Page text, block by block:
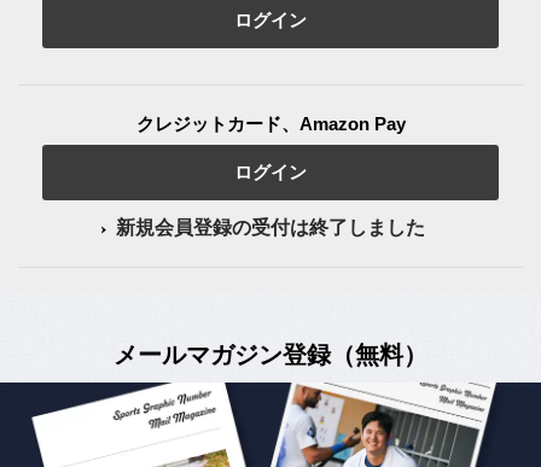
ログイン
クレジットカード、Amazon Pay
ログイン
新規会員登録の受付は終了しました
メールマガジン登録（無料）